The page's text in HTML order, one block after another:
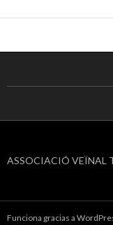
ASSOCIACIÓ VEÏNAL
Funciona gracias a